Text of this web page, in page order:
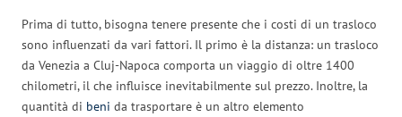
Prima di tutto, bisogna tenere presente che i costi di un trasloco
sono influenzati da vari fattori. Il primo è la distanza: un trasloco
da Venezia a Cluj-Napoca comporta un viaggio di oltre 1400
chilometri, il che influisce inevitabilmente sul prezzo. Inoltre, la
quantità di beni da trasportare è un altro elemento